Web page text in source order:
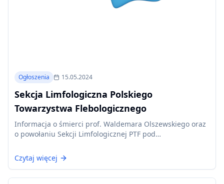
Ogłoszenia 15.05.2024
Sekcja Limfologiczna Polskiego
Towarzystwa Flebologicznego
Informacja o śmierci prof. Waldemara Olszewskiego oraz
o powołaniu Sekcji Limfologicznej PTF pod
Czytaj więcej